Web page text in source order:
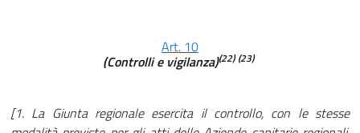
Art. 10
(Controlli e vigilanza)(22) (23)
[1. La Giunta regionale esercita il controllo, con le stesse